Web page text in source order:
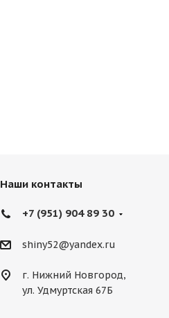
Наши контакты
+7 (951) 904 89 30
shiny52@yandex.ru
г. Нижний Новгород,
ул. Удмуртская 67Б